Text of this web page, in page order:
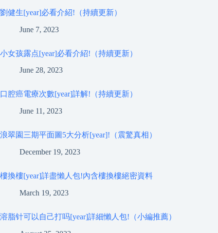
劉健生[year]必看介紹!（持續更新）
June 7, 2023
小女孩露点[year]必看介紹!（持續更新）
June 28, 2023
口腔癌電療次數[year]詳解!（持續更新）
June 11, 2023
浪翠園三期平面圖5大分析[year]!（震驚真相）
December 19, 2023
樓換樓[year]詳盡懶人包!內含樓換樓絕密資料
March 19, 2023
溶脂针可以自己打吗[year]詳細懶人包!（小編推薦）